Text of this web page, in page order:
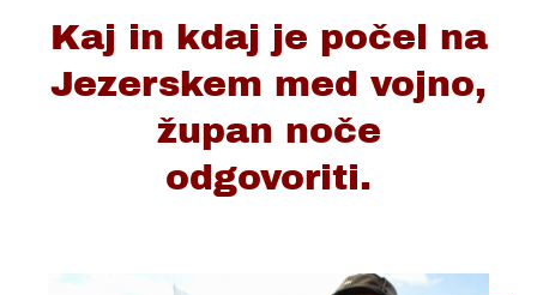
Kaj in kdaj je počel na
Jezerskem med vojno,
župan noče
odgovoriti.